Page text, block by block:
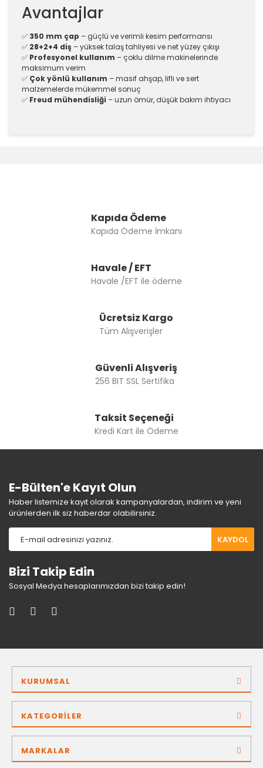
Avantajlar
✅ 350 mm çap – güçlü ve verimli kesim performansı
✅ 28+2+4 diş – yüksek talaş tahliyesi ve net yüzey çıkışı
✅ Profesyonel kullanım – çoklu dilme makinelerinde
maksimum verim
✅ Çok yönlü kullanım – masif ahşap, lifli ve sert
malzemelerde mükemmel sonuç
✅ Freud mühendisliği – uzun ömür, düşük bakım ihtiyacı
Ürün açıklamasında eksik bilgiler bulunuyor.
Ürün bilgilerinde hatalar bulunuyor.
Bu ürüne benzer farklı alternatifler olmalı.
Kapıda Ödeme
Kapıda Ödeme İmkanı
Havale / EFT
Havale /EFT ile ödeme
Ücretsiz Kargo
Tüm Alışverişler
Güvenli Alışveriş
256 BIT SSL Sertifika
Taksit Seçeneği
Kredi Kart ile Ödeme
E-Bülten'e Kayıt Olun
Haber listemize kayıt olarak kampanyalardan, indirim ve yeni
ürünlerden ilk siz haberdar olabilirsiniz.
KAYDOL
Bizi Takip Edin
Sosyal Medya hesaplarımızdan bizi takip edin!
KURUMSAL
KATEGORİLER
MARKALAR